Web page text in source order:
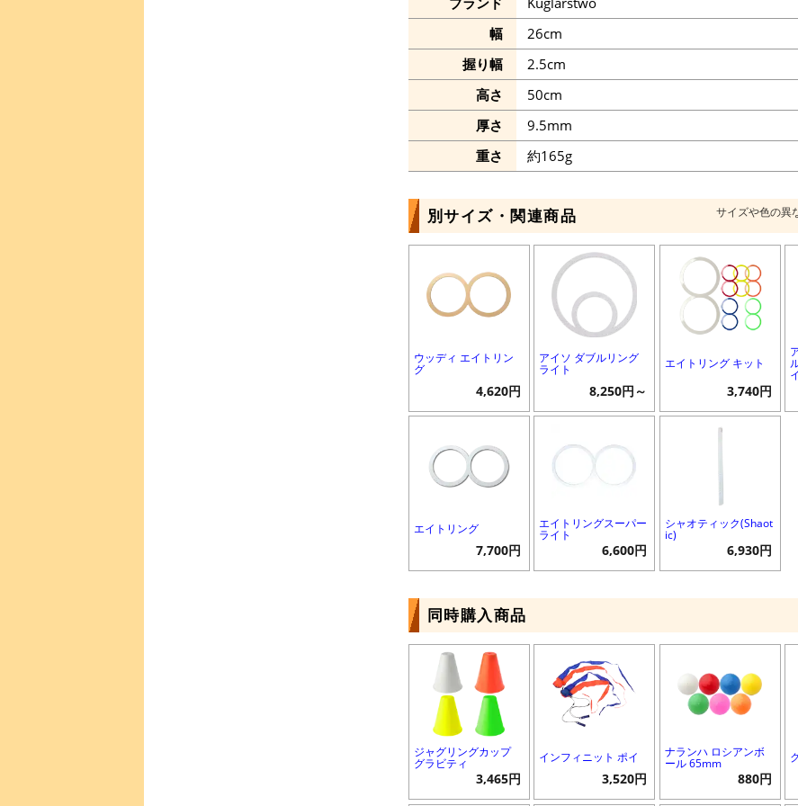
幅
26cm
握り幅
2.5cm
高さ
50cm
厚さ
9.5mm
重さ
約165g
別サイズ・関連商品 サイズや色の異
ウッディ エイトリン
グ
4,620円
アイソ ダブルリング
ライト
8,250円～
エイトリング キット
3,740円
エイトリング
7,700円
エイトリングスーパー
ライト
6,600円
シャオティック(Shaot
ic)
6,930円
同時購入商品
ジャグリングカップ
グラビティ
3,465円
インフィニット ポイ
3,520円
ナランハ ロシアンボ
ール 65mm
880円